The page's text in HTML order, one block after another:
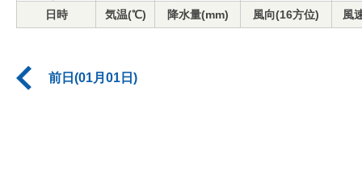
日時 気温(℃) 降水量(mm) 風向(16方位) 風
前日(01月01日)